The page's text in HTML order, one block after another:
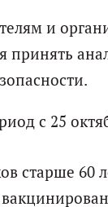
и
принять
с 25
старше 60